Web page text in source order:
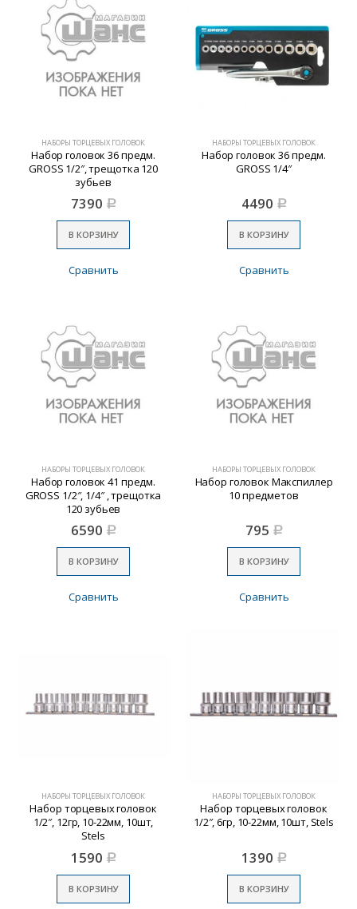
НАБОРЫ ТОРЦЕВЫХ ГОЛОВОК
Набор головок 36 предм.
GROSS 1/2″, трещотка 120
зубьев
7390 Р
В КОРЗИНУ
Сравнить
НАБОРЫ ТОРЦЕВЫХ ГОЛОВОК
Набор головок 36 предм.
GROSS 1/4″
4490 Р
В КОРЗИНУ
Сравнить
НАБОРЫ ТОРЦЕВЫХ ГОЛОВОК
Набор головок 41 предм.
GROSS 1/2″, 1/4″ , трещотка
120 зубьев
6590 Р
В КОРЗИНУ
Сравнить
НАБОРЫ ТОРЦЕВЫХ ГОЛОВОК
Набор головок Макспиллер
10 предметов
795 Р
В КОРЗИНУ
Сравнить
НАБОРЫ ТОРЦЕВЫХ ГОЛОВОК
Набор торцевых головок
1/2″, 12гр, 10-22мм, 10шт,
Stels
1590 Р
В КОРЗИНУ
НАБОРЫ ТОРЦЕВЫХ ГОЛОВОК
Набор торцевых головок
1/2″, 6гр, 10-22мм, 10шт, Stels
1390 Р
В КОРЗИНУ